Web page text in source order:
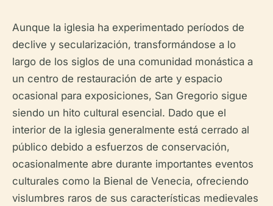
Aunque la iglesia ha experimentado períodos de
declive y secularización, transformándose a lo
largo de los siglos de una comunidad monástica a
un centro de restauración de arte y espacio
ocasional para exposiciones, San Gregorio sigue
siendo un hito cultural esencial. Dado que el
interior de la iglesia generalmente está cerrado al
público debido a esfuerzos de conservación,
ocasionalmente abre durante importantes eventos
culturales como la Bienal de Venecia, ofreciendo
vislumbres raros de sus características medievales